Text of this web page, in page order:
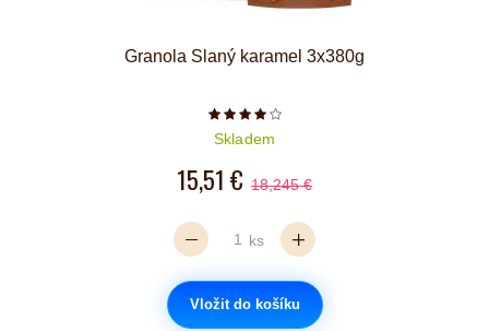
Granola Slaný karamel 3x380g
Počet hvězdiček je 4 z 5
Skladem
15,51 € 18,245 €
ks
Vložit do košíku